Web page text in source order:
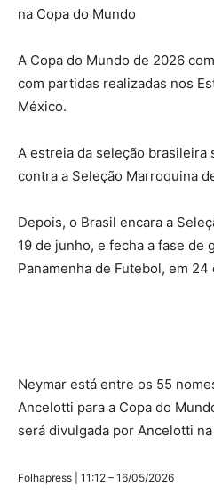
na Copa do Mundo
A Copa do Mundo de 2026
com partidas realizadas nos
México.
A estreia da seleção brasileira
contra a Seleção Marroquina
Depois, o Brasil encara a
19 de junho, e fecha a fase de
Panamenha de Futebol, em 24
Neymar está entre os 55
Ancelotti para a Copa do
será divulgada por Ancelotti
Folhapress | 11:12 – 16/05/2026